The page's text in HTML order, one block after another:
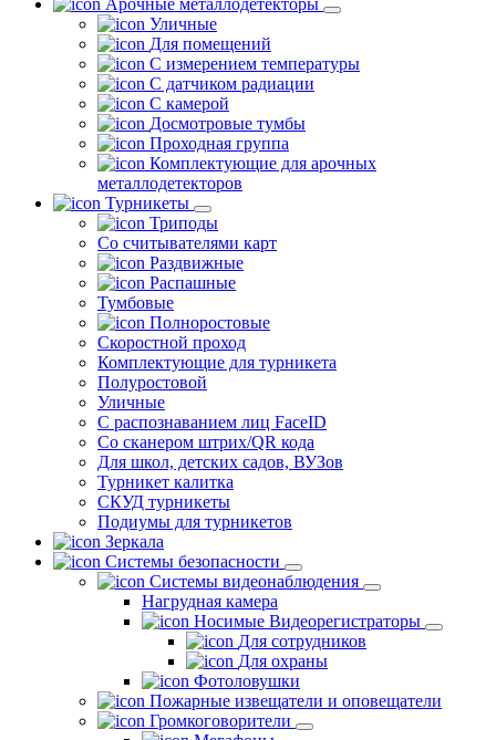
Арочные металлодетекторы
Уличные
Для помещений
С измерением температуры
С датчиком радиации
С камерой
Досмотровые тумбы
Проходная группа
Комплектующие для арочных
металлодетекторов
Турникеты
Триподы
Со считывателями карт
Раздвижные
Распашные
Тумбовые
Полноростовые
Скоростной проход
Комплектующие для турникета
Полуростовой
Уличные
С распознаванием лиц FaceID
Со сканером штрих/QR кода
Для школ, детских садов, ВУЗов
Турникет калитка
СКУД турникеты
Подиумы для турникетов
Зеркала
Системы безопасности
Системы видеонаблюдения
Нагрудная камера
Носимые Видеорегистраторы
Для сотрудников
Для охраны
Фотоловушки
Пожарные извещатели и оповещатели
Громкоговорители